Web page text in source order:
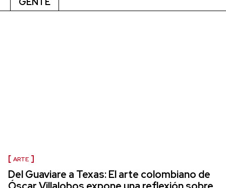
ARTE
Del Guaviare a Texas: El arte colombiano de